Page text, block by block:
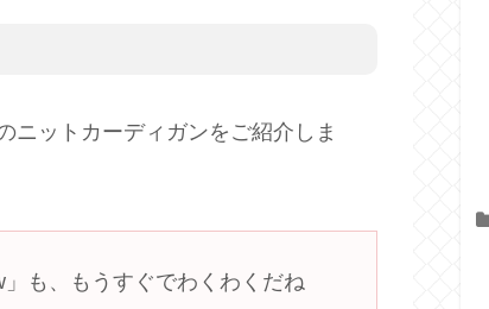
ニットカーディガンをご紹介しま
も、もうすぐでわくわくだね